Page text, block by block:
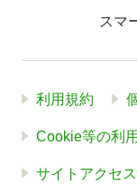
スマ
利用規約
Cookie等の利
サイトアクセ